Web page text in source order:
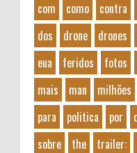
com
como contra
dos
drone drones
eua
feridos fotos
mais
man milhões
para
politica por
sobre
the trailer: